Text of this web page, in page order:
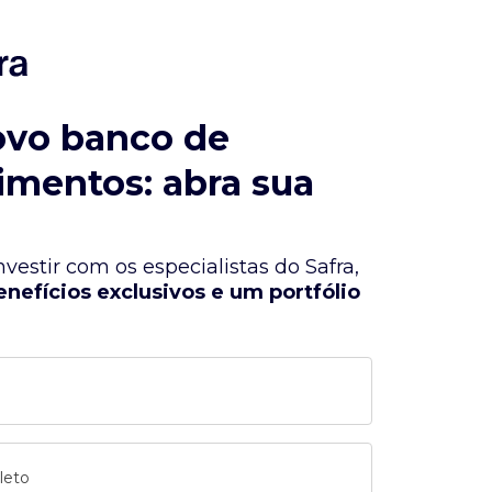
banco de
abra sua
com os especialistas do Safra,
exclusivos e um portfólio